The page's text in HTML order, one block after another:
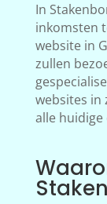
In
inkomsten
website in
zullen
websites in
alle